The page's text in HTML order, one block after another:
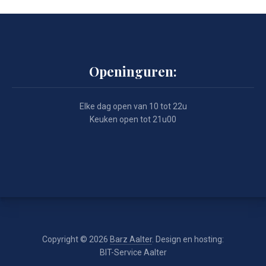
Openinguren:
Elke dag open van 10 tot 22u
Keuken open tot 21u00
Copyright © 2026 Barz Aalter. Design en hosting:
BIT-Service Aalter